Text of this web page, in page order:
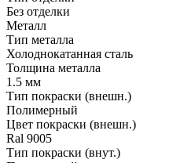
Без отделки
Металл
Тип металла
Холоднокатанная сталь
Толщина металла
1.5 мм
Тип покраски (внешн.)
Полимерный
Цвет покраски (внешн.)
Ral 9005
Тип покраски (внут.)